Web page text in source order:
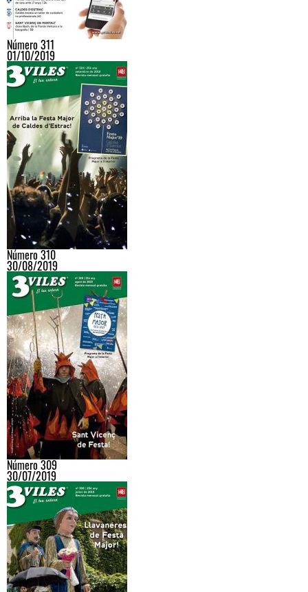
Número 311
01/10/2019
Número 310
30/08/2019
Número 309
30/07/2019